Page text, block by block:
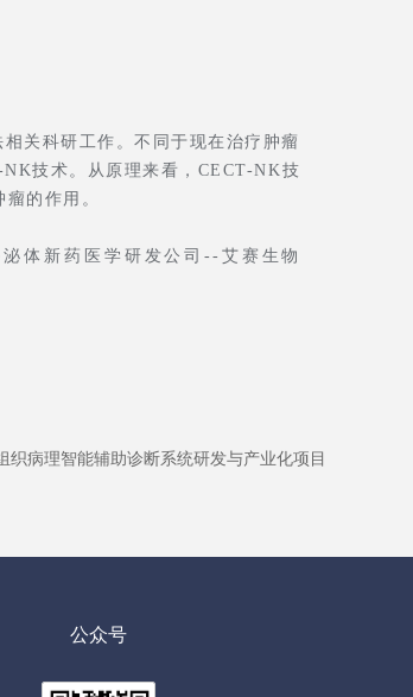
织病理智能辅助诊断系统研发与产业化项目
关科研工作。不同于现在治疗肿瘤
技术。从原理来看，CECT-NK技
的作用。
体新药医学研发公司--艾赛生物
公众号